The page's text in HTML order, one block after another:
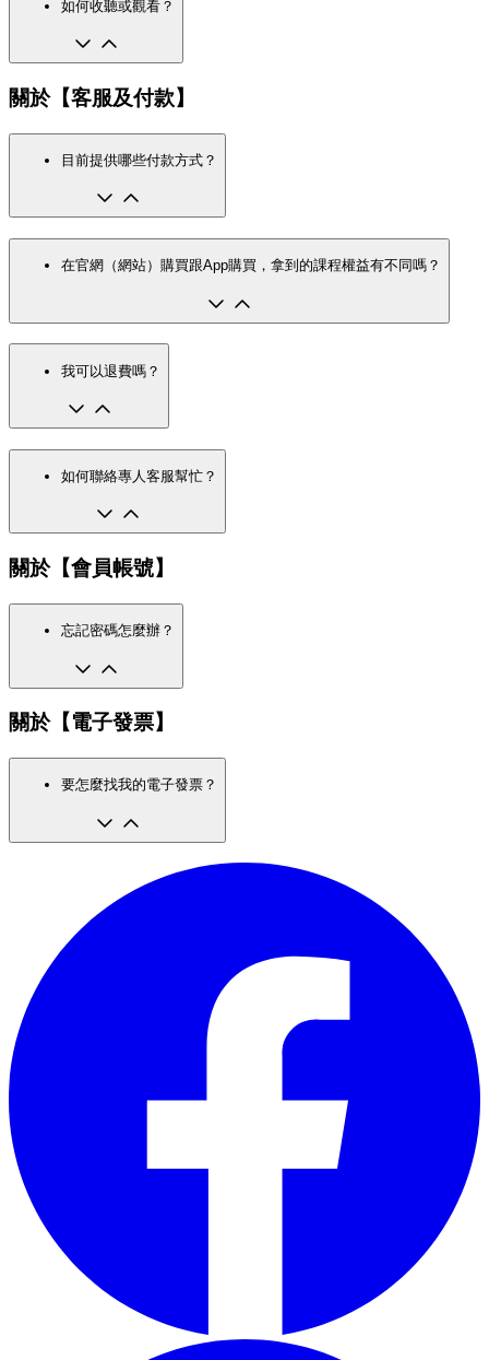
如何收聽或觀看？
關於【客服及付款】
目前提供哪些付款方式？
在官網（網站）購買跟App購買，拿到的課程權益有不同嗎？
我可以退費嗎？
如何聯絡專人客服幫忙？
關於【會員帳號】
忘記密碼怎麼辦？
關於【電子發票】
要怎麼找我的電子發票？